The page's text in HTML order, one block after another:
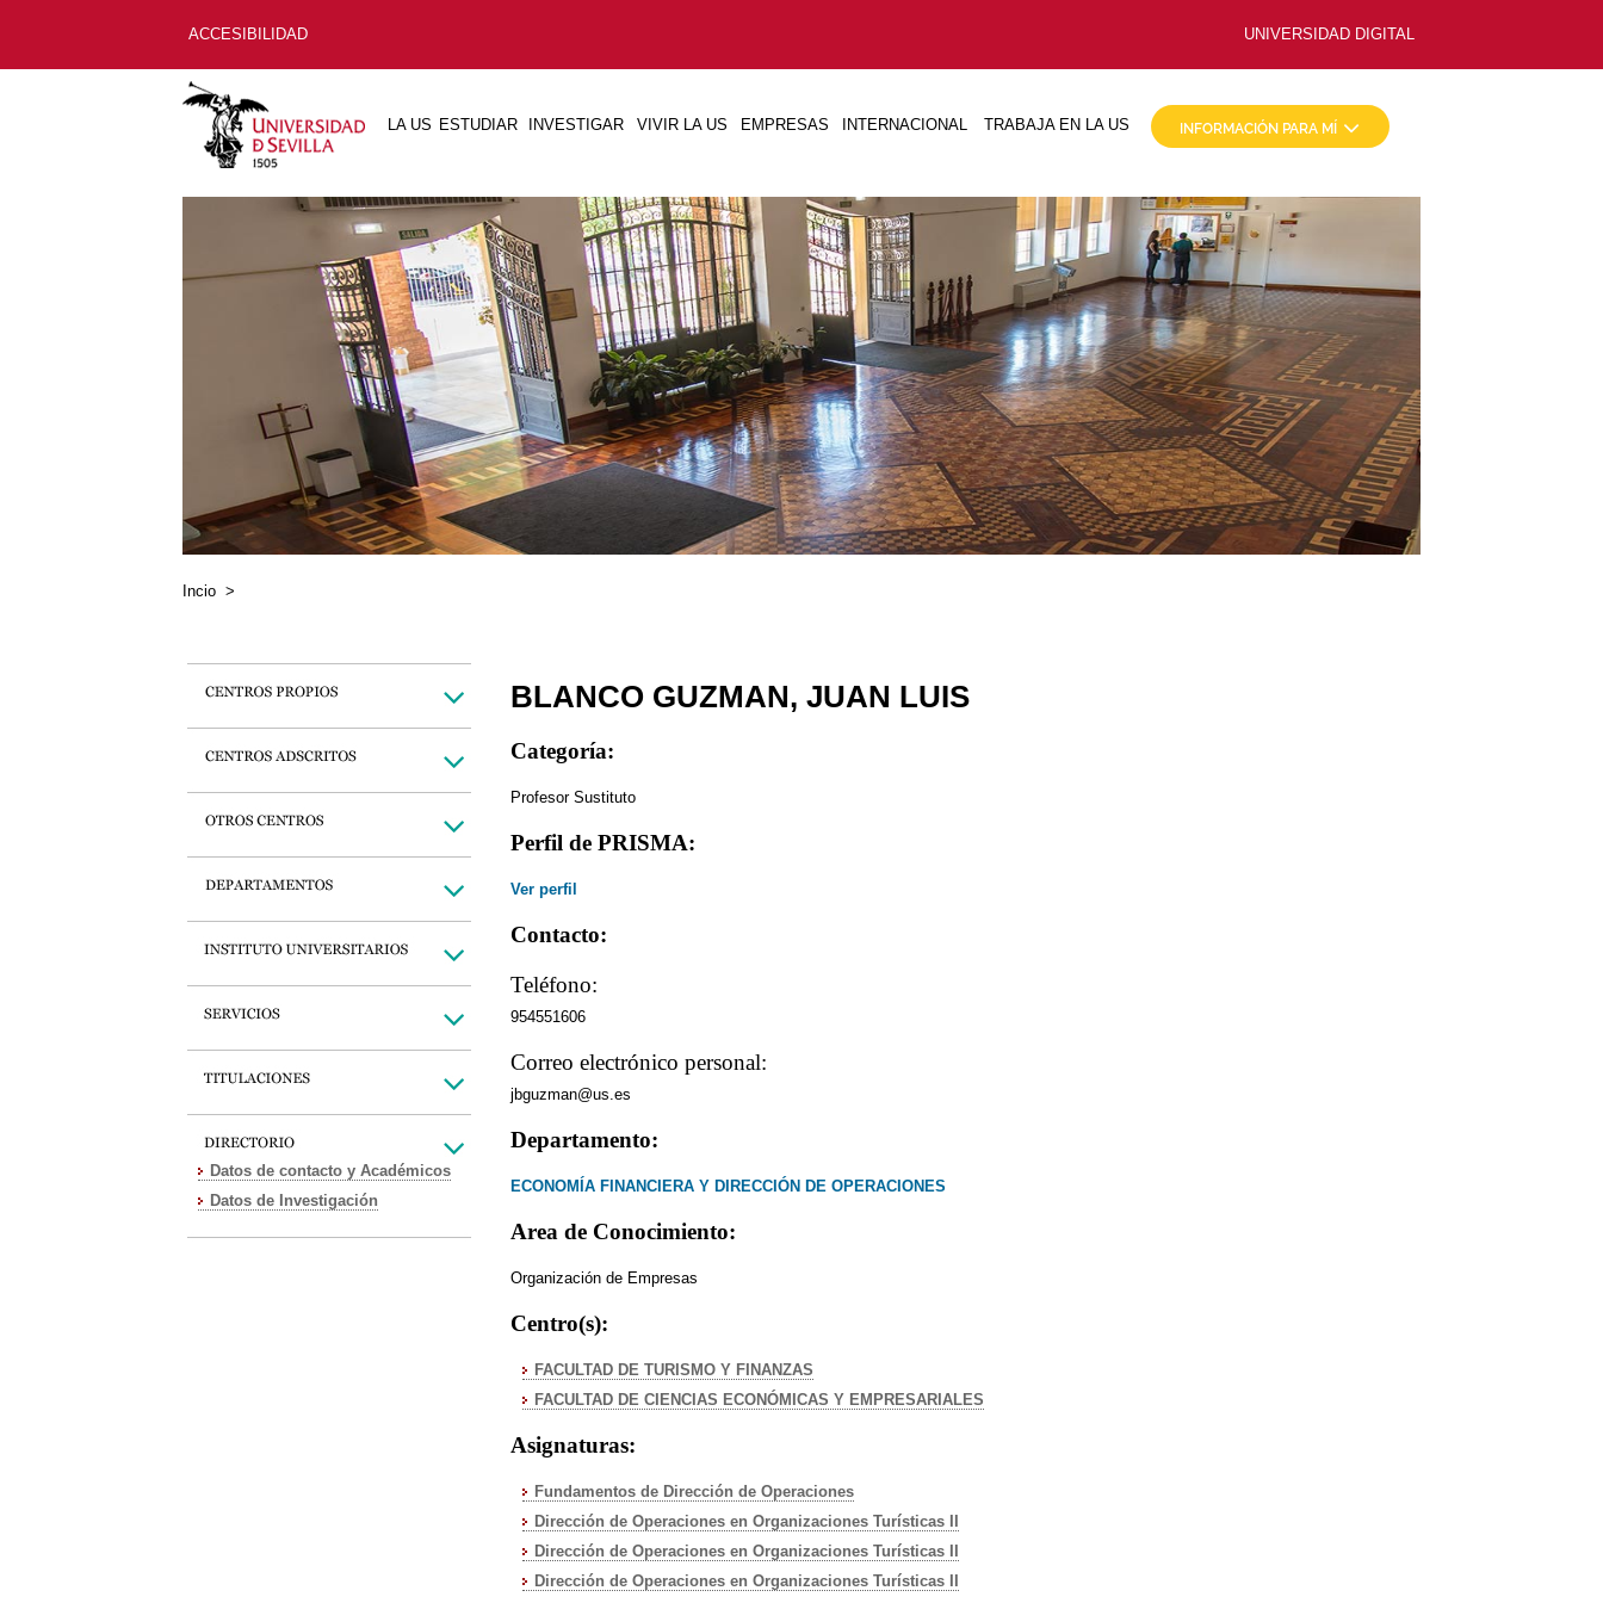
ACCESIBILIDAD UNIVERSIDAD DIGITAL
LA US ESTUDIAR INVESTIGAR VIVIR LA US EMPRESAS INTERNACIONAL TRABAJA EN LA US
Incio >
Datos de contacto y Académicos
Datos de Investigación
BLANCO GUZMAN, JUAN LUIS
Categoría:
Profesor Sustituto
Perfil de PRISMA:
Ver perfil
Contacto:
Teléfono:
954551606
Correo electrónico personal:
jbguzman@us.es
Departamento:
ECONOMÍA FINANCIERA Y DIRECCIÓN DE OPERACIONES
Area de Conocimiento:
Organización de Empresas
Centro(s):
FACULTAD DE TURISMO Y FINANZAS
FACULTAD DE CIENCIAS ECONÓMICAS Y EMPRESARIALES
Asignaturas:
Fundamentos de Dirección de Operaciones
Dirección de Operaciones en Organizaciones Turísticas II
Dirección de Operaciones en Organizaciones Turísticas II
Dirección de Operaciones en Organizaciones Turísticas II